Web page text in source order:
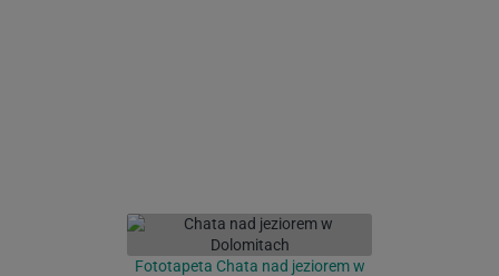
Fototapeta Chata nad jeziorem w